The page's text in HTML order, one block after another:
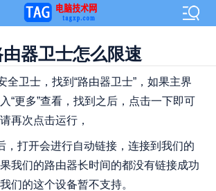
器卫士怎么限速
全卫士，找到“路由器卫士”，如果主界
“更多”查看，找到之后，点击一下即可
再次点击运行，
，打开会进行自动链接，连接到我们的
我们的路由器长时间的都没有链接成功
们的这个设备暂不支持。